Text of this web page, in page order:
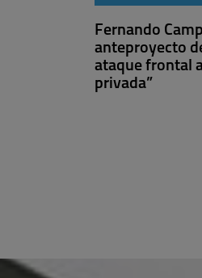
Fernando
anteproyecto
ataque frontal
privada”